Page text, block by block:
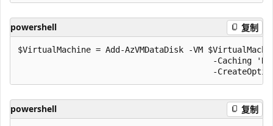
powershell 复制
$VirtualMachine = Add-AzVMDataDisk -VM
-Caching
powershell 复制